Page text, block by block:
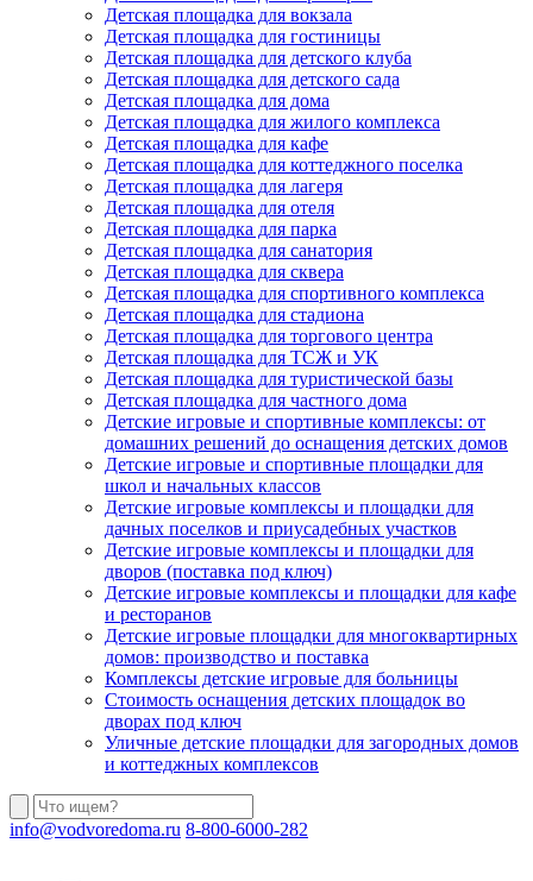
Детская площадка для вокзала
Детская площадка для гостиницы
Детская площадка для детского клуба
Детская площадка для детского сада
Детская площадка для дома
Детская площадка для жилого комплекса
Детская площадка для кафе
Детская площадка для коттеджного поселка
Детская площадка для лагеря
Детская площадка для отеля
Детская площадка для парка
Детская площадка для санатория
Детская площадка для сквера
Детская площадка для спортивного комплекса
Детская площадка для стадиона
Детская площадка для торгового центра
Детская площадка для ТСЖ и УК
Детская площадка для туристической базы
Детская площадка для частного дома
Детские игровые и спортивные комплексы: от
домашних решений до оснащения детских домов
Детские игровые и спортивные площадки для
школ и начальных классов
Детские игровые комплексы и площадки для
дачных поселков и приусадебных участков
Детские игровые комплексы и площадки для
дворов (поставка под ключ)
Детские игровые комплексы и площадки для кафе
и ресторанов
Детские игровые площадки для многоквартирных
домов: производство и поставка
Комплексы детские игровые для больницы
Стоимость оснащения детских площадок во
дворах под ключ
Уличные детские площадки для загородных домов
и коттеджных комплексов
info@vodvoredoma.ru 8-800-6000-282